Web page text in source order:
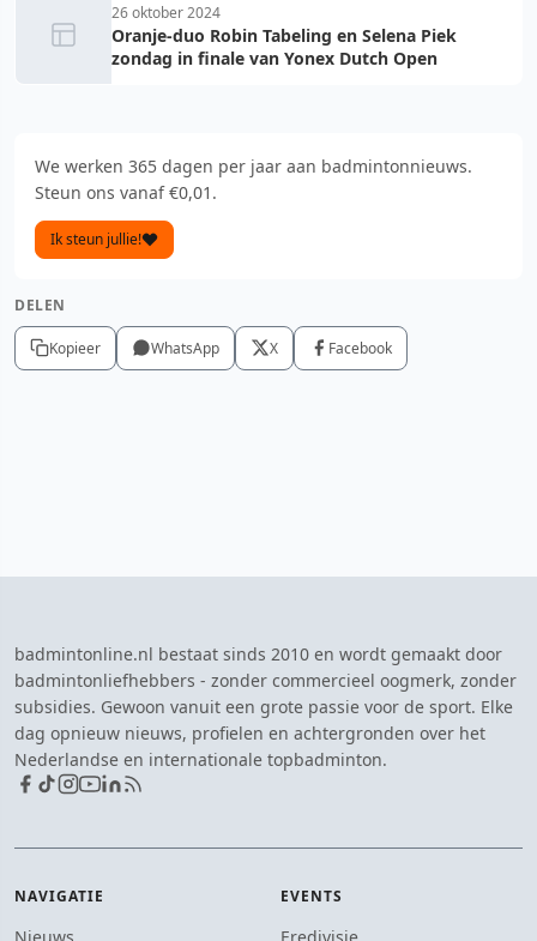
26 oktober 2024
Oranje-duo Robin Tabeling en Selena Piek
zondag in finale van Yonex Dutch Open
We werken 365 dagen per jaar aan badmintonnieuws.
Steun ons vanaf €0,01.
Ik steun jullie!
DELEN
Kopieer WhatsApp X Facebook
badmintonline.nl bestaat sinds 2010 en wordt gemaakt door
badmintonliefhebbers - zonder commercieel oogmerk, zonder
subsidies. Gewoon vanuit een grote passie voor de sport. Elke
dag opnieuw nieuws, profielen en achtergronden over het
Nederlandse en internationale topbadminton.
NAVIGATIE
Nieuws
EVENTS
Eredivisie